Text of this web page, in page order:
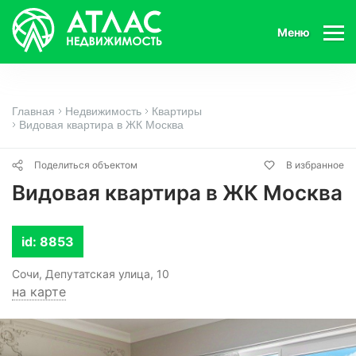
Меню
Главная Недвижимость
Квартиры
Видовая квартира в ЖК Москва
Поделиться объектом В избранное
Видовая квартира в ЖК Москва
id: 8853
Сочи, Депутатская улица, 10
на карте